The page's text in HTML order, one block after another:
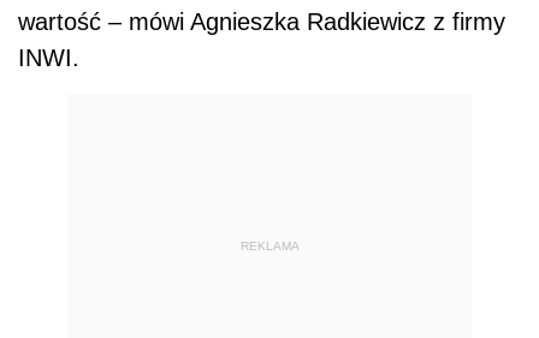
wartość – mówi Agnieszka Radkiewicz z firmy
INWI.
REKLAMA